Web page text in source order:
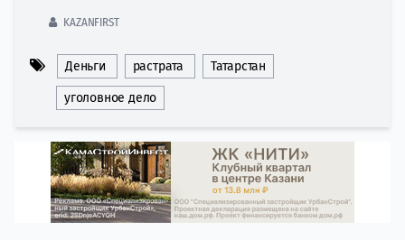
KAZANFIRST
Деньги растрата Татарстан
уголовное дело